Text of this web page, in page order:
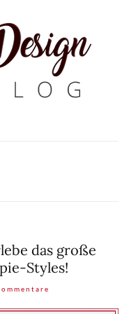
das große
Styles!